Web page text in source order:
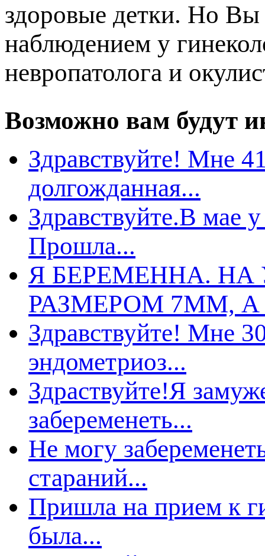
здоровые детки. Но
наблюдением у
невропатолога и
озможно вам будут
Здравствуйте! Мне
долгожданная...
Здравствуйте.В мае
Прошла...
Я БЕРЕМЕННА.
РАЗМЕРОМ 7ММ, А
Здравствуйте! Мне
эндометриоз...
Здраствуйте!Я
забеременеть...
Не могу
стараний...
Пришла на прием к
ыла...